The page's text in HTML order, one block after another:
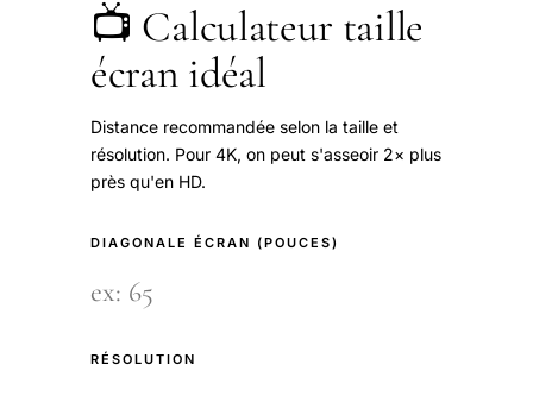
📺 Calculateur taille
écran idéal
Distance recommandée selon la taille et
résolution. Pour 4K, on peut s'asseoir 2× plus
près qu'en HD.
DIAGONALE ÉCRAN (POUCES)
RÉSOLUTION